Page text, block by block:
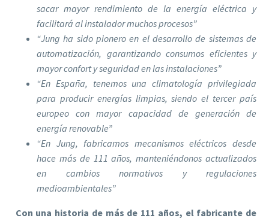
sacar mayor rendimiento de la energía eléctrica y
facilitará al instalador muchos procesos”
“Jung ha sido pionero en el desarrollo de sistemas de
automatización, garantizando consumos eficientes y
mayor confort y seguridad en las instalaciones”
“En España, tenemos una climatología privilegiada
para producir energías limpias, siendo el tercer país
europeo con mayor capacidad de generación de
energía renovable”
“En Jung, fabricamos mecanismos eléctricos desde
hace más de 111 años, manteniéndonos actualizados
en cambios normativos y regulaciones
medioambientales”
Con una historia de más de 111 años, el fabricante de